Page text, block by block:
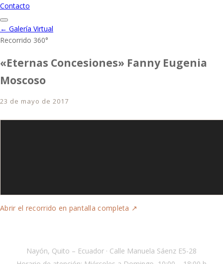
Contacto
← Galería Virtual
Recorrido 360°
«Eternas Concesiones» Fanny Eugenia
Moscoso
23 de mayo de 2017
Abrir el recorrido en pantalla completa ↗
Nayón, Quito – Ecuador · Calle Manuela Sáenz E5-28